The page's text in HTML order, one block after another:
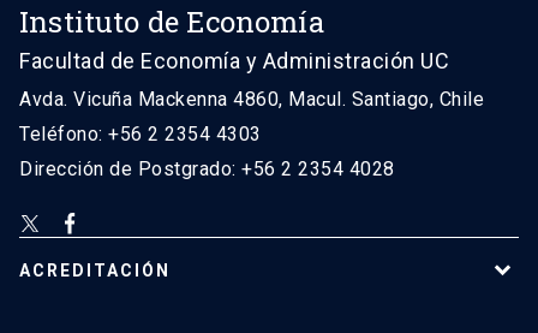
Instituto de Economía
Facultad de Economía y Administración UC
Avda. Vicuña Mackenna 4860, Macul. Santiago, Chile
Teléfono: +56 2 2354 4303
Dirección de Postgrado: +56 2 2354 4028
ACREDITACIÓN